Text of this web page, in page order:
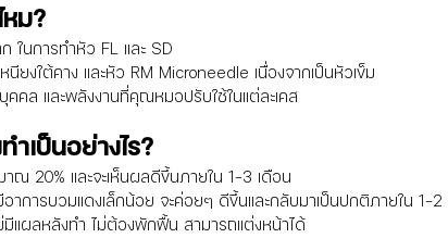
ม?
ในการทำหัว FL และ SD
นียงใต้คาง และหัว RM Microneedle เนื่องจากเป็นหัวเข็ม
คล และพลังงานที่คุณหมอปรับใช้ในแต่ละเคส
เป็นอย่างไร?
ณ 20% และจะเห็นผลดีขึ้นภายใน 1-3 เดือน
าการบวมแดงเล็กน้อย จะค่อยๆ ดีขึ้นและกลับมาเป็นปกติภายใน 1-2
แผลหลังทำ ไม่ต้องพักฟื้น สามารถแต่งหน้าได้